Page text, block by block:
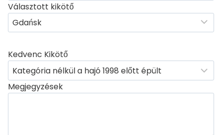
Választott kikötő
Kedvenc Kikötő
Megjegyzések